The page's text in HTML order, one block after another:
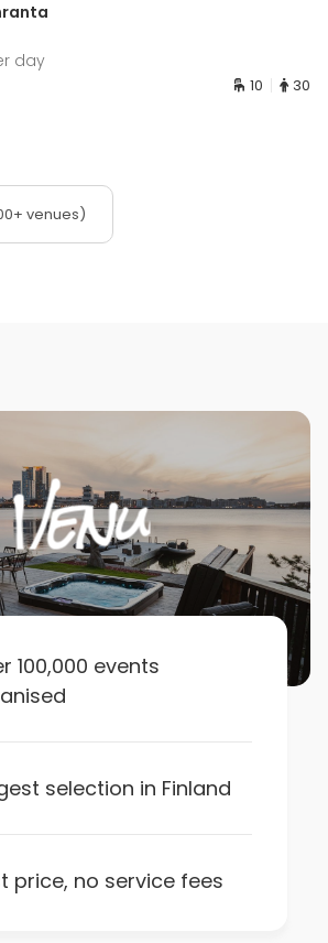
day
10 30
venues)
100,000 events
selection in Finland
price, no service fees